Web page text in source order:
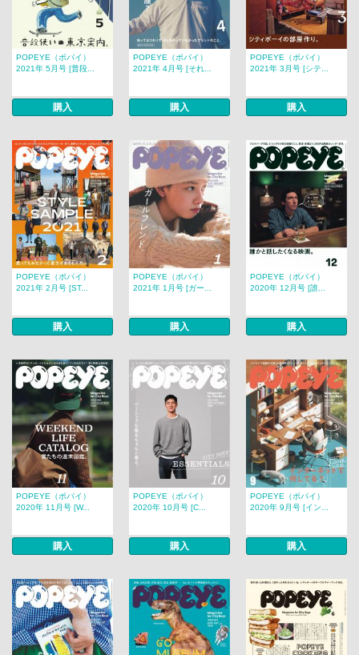
POPEYE（ポパイ）
2021年 5月号 [普段...
購入
POPEYE（ポパイ）
2021年 4月号 [それ...
購入
POPEYE（ポパイ）
2021年 3月号 [シテ...
購入
POPEYE（ポパイ）
2021年 2月号 [ST...
購入
POPEYE（ポパイ）
2021年 1月号 [ガー...
購入
POPEYE（ポパイ）
2020年 12月号 [誰...
購入
POPEYE（ポパイ）
2020年 11月号 [W...
購入
POPEYE（ポパイ）
2020年 10月号 [C...
購入
POPEYE（ポパイ）
2020年 9月号 [イン...
購入